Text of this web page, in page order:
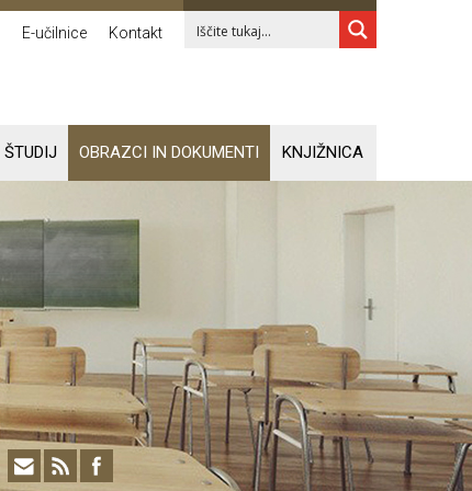
E-učilnice Kontakt
ŠTUDIJ OBRAZCI IN DOKUMENTI KNJIŽNICA